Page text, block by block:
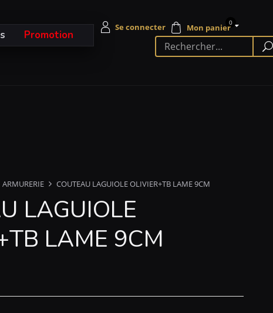
Promotion
0
ARMURERIE COUTEAU LAGUIOLE OLIVIER+TB LAME 9CM
LAGUIOLE
LAME 9CM